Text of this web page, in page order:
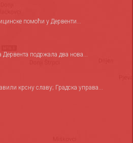
помоћи у Дервенти...
подржала два нова...
крсну славу; Градска управа...